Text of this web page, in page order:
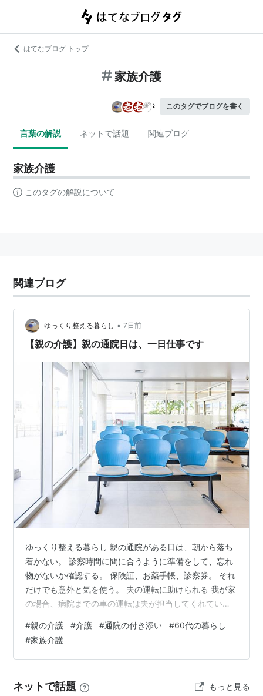
はてなブログ トップ
家族介護
このタグでブログを書く
言葉の解説 ネットで話題 関連ブログ
家族介護
このタグの解説について
関連ブログ
ゆっくり整える暮らし • 7日前
【親の介護】親の通院日は、一日仕事です
ゆっくり整える暮らし 親の通院がある日は、朝から落ち
着かない。 診察時間に間に合うように準備をして、忘れ
物がないか確認する。 保険証、お薬手帳、診察券。 それ
だけでも意外と気を使う。 夫の運転に助けられる 我が家
の場合、病院までの車の運転は夫が担当してくれてい
しないよう、 いつも以上に気を遣う。 夫は親の乗り降り
を手伝ったり、受付や会計をしたり。 役割を分担してい
るからこそ、何とか通院を続けられている。 一人では、
も、診察まで待つことは珍しくない。 診察が終われば会
#親の介護 #介護 #通院の付き添い #60代の暮らし
#家族介護
ネットで話題 もっと見る